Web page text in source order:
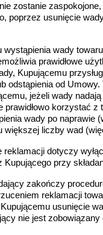
zostanie
poprzez usunięcie
wystąpienia wady
prawidłowe
Kupującemu
odstąpienia od Umowy.
jeżeli wady
prawidłowo korzystać z
wady po naprawie
większej liczby wad
reklamacji dotyczy
przy
zakończy
reklamacji
usunięcie
nie jest